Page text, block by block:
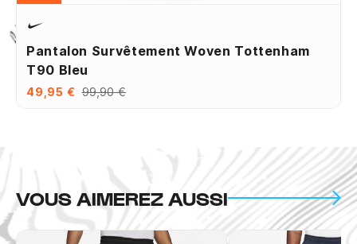
Pantalon Survêtement Woven Tottenham
T90 Bleu
49,95 € 99,90 €
VOUS AIMEREZ AUSSI